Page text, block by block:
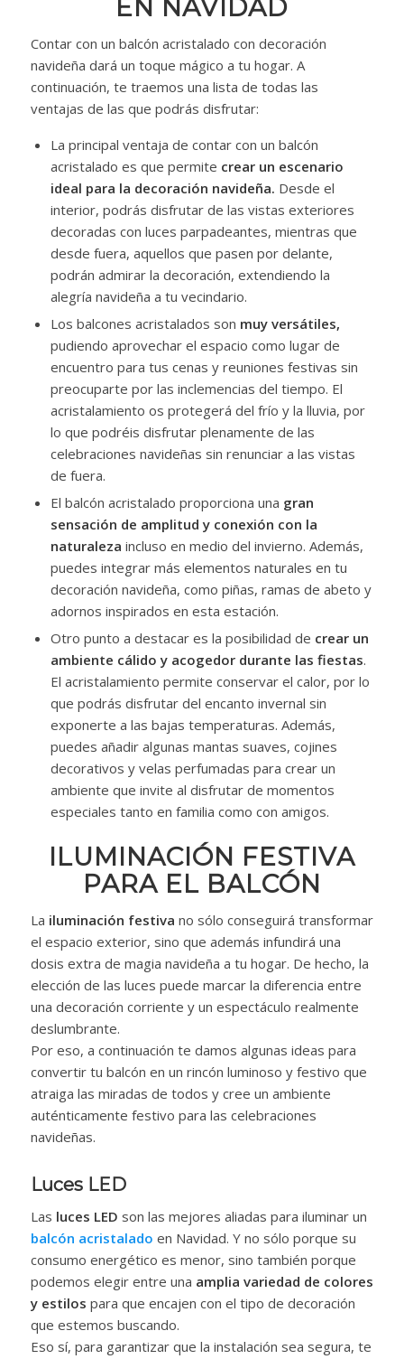
EN NAVIDAD
Contar con un balcón acristalado con decoración
navideña dará un toque mágico a tu hogar. A
continuación, te traemos una lista de todas las
ventajas de las que podrás disfrutar:
La principal ventaja de contar con un balcón
acristalado es que permite crear un escenario
ideal para la decoración navideña. Desde el
interior, podrás disfrutar de las vistas exteriores
decoradas con luces parpadeantes, mientras que
desde fuera, aquellos que pasen por delante,
podrán admirar la decoración, extendiendo la
alegría navideña a tu vecindario.
Los balcones acristalados son muy versátiles,
pudiendo aprovechar el espacio como lugar de
encuentro para tus cenas y reuniones festivas sin
preocuparte por las inclemencias del tiempo. El
acristalamiento os protegerá del frío y la lluvia, por
lo que podréis disfrutar plenamente de las
celebraciones navideñas sin renunciar a las vistas
de fuera.
El balcón acristalado proporciona una gran
sensación de amplitud y conexión con la
naturaleza incluso en medio del invierno. Además,
puedes integrar más elementos naturales en tu
decoración navideña, como piñas, ramas de abeto y
adornos inspirados en esta estación.
Otro punto a destacar es la posibilidad de crear un
ambiente cálido y acogedor durante las fiestas.
El acristalamiento permite conservar el calor, por lo
que podrás disfrutar del encanto invernal sin
exponerte a las bajas temperaturas. Además,
puedes añadir algunas mantas suaves, cojines
decorativos y velas perfumadas para crear un
ambiente que invite al disfrutar de momentos
especiales tanto en familia como con amigos.
ILUMINACIÓN FESTIVA
PARA EL BALCÓN
La iluminación festiva no sólo conseguirá transformar
el espacio exterior, sino que además infundirá una
dosis extra de magia navideña a tu hogar. De hecho, la
elección de las luces puede marcar la diferencia entre
una decoración corriente y un espectáculo realmente
deslumbrante.
Por eso, a continuación te damos algunas ideas para
convertir tu balcón en un rincón luminoso y festivo que
atraiga las miradas de todos y cree un ambiente
auténticamente festivo para las celebraciones
navideñas.
Luces LED
Las luces LED son las mejores aliadas para iluminar un
balcón acristalado en Navidad. Y no sólo porque su
consumo energético es menor, sino también porque
podemos elegir entre una amplia variedad de colores
y estilos para que encajen con el tipo de decoración
que estemos buscando.
Eso sí, para garantizar que la instalación sea segura, te